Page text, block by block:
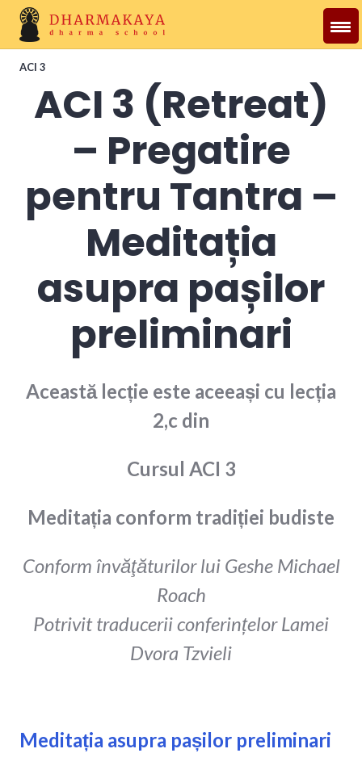
Skip
content
Dharmakaya
ACI 3
ACI 3 (Retreat)
– Pregatire
pentru Tantra –
Meditația
asupra pașilor
preliminari
Această lecție este aceeași cu lecția
2,c din
Cursul ACI 3
Meditația conform tradiției budiste
Conform învăţăturilor lui Geshe Michael
Roach
Potrivit traducerii conferințelor Lamei
Dvora Tzvieli
Meditația asupra pașilor preliminari